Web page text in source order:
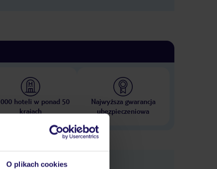
O plikach cookies
hoteli w ponad 50
krajach
Najwyższa gwarancja
ubezpieczeniowa